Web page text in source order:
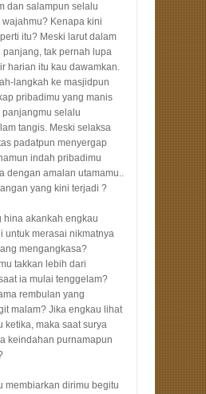
dan salampun selalu
Kenapa kini
itu? Meski larut dalam
tak pernah lupa
harian itu kau dawamkan.
langkah ke masjidpun
pribadimu yang manis
selalu
tangis. Meski selaksa
padatpun menyergap
indah pribadimu
dengan amalan utamamu..
yang kini terjadi ?
hina akankah engkau
untuk merasai nikmatnya
mengangkasa?
takkan lebih dari
ia mulai tenggelam?
rembulan yang
malam? Jika engkau lihat
ketika, maka saat surya
keindahan purnamapun
membiarkan dirimu begitu